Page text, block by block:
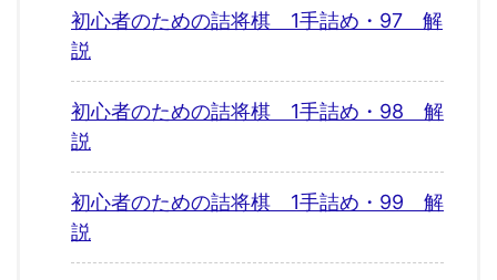
初心者のための詰将棋 1手詰め・97 解
説
初心者のための詰将棋 1手詰め・98 解
説
初心者のための詰将棋 1手詰め・99 解
説